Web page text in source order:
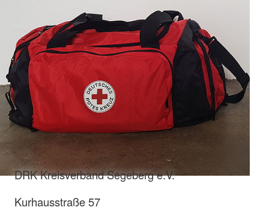
DRK Kreisverband Segeberg e.V.
Kurhausstraße 57